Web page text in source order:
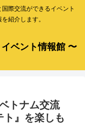
際交流ができるイベント
紹介します。
ベント情報館 〜
トナム交流
ト』を楽しも